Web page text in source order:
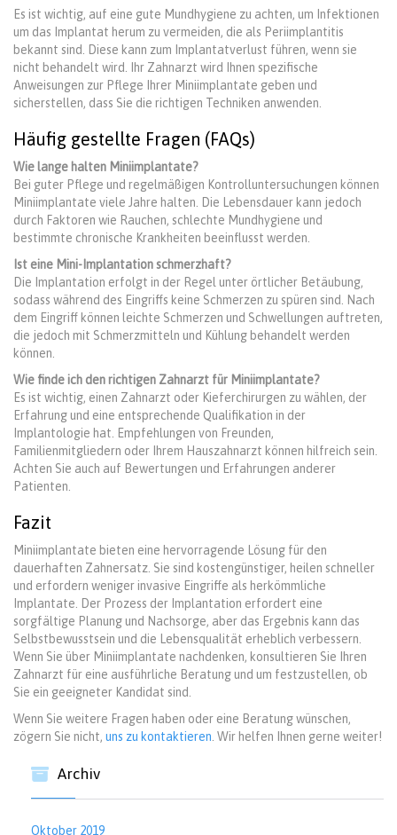
Es ist wichtig, auf eine gute Mundhygiene zu achten, um Infektionen
um das Implantat herum zu vermeiden, die als Periimplantitis
bekannt sind. Diese kann zum Implantatverlust führen, wenn sie
nicht behandelt wird. Ihr Zahnarzt wird Ihnen spezifische
Anweisungen zur Pflege Ihrer Miniimplantate geben und
sicherstellen, dass Sie die richtigen Techniken anwenden.
Häufig gestellte Fragen (FAQs)
Wie lange halten Miniimplantate?
Bei guter Pflege und regelmäßigen Kontrolluntersuchungen können
Miniimplantate viele Jahre halten. Die Lebensdauer kann jedoch
durch Faktoren wie Rauchen, schlechte Mundhygiene und
bestimmte chronische Krankheiten beeinflusst werden.
Ist eine Mini-Implantation schmerzhaft?
Die Implantation erfolgt in der Regel unter örtlicher Betäubung,
sodass während des Eingriffs keine Schmerzen zu spüren sind. Nach
dem Eingriff können leichte Schmerzen und Schwellungen auftreten,
die jedoch mit Schmerzmitteln und Kühlung behandelt werden
können.
Wie finde ich den richtigen Zahnarzt für Miniimplantate?
Es ist wichtig, einen Zahnarzt oder Kieferchirurgen zu wählen, der
Erfahrung und eine entsprechende Qualifikation in der
Implantologie hat. Empfehlungen von Freunden,
Familienmitgliedern oder Ihrem Hauszahnarzt können hilfreich sein.
Achten Sie auch auf Bewertungen und Erfahrungen anderer
Patienten.
Fazit
Miniimplantate bieten eine hervorragende Lösung für den
dauerhaften Zahnersatz. Sie sind kostengünstiger, heilen schneller
und erfordern weniger invasive Eingriffe als herkömmliche
Implantate. Der Prozess der Implantation erfordert eine
sorgfältige Planung und Nachsorge, aber das Ergebnis kann das
Selbstbewusstsein und die Lebensqualität erheblich verbessern.
Wenn Sie über Miniimplantate nachdenken, konsultieren Sie Ihren
Zahnarzt für eine ausführliche Beratung und um festzustellen, ob
Sie ein geeigneter Kandidat sind.
Wenn Sie weitere Fragen haben oder eine Beratung wünschen,
zögern Sie nicht, uns zu kontaktieren . Wir helfen Ihnen gerne weiter!
Archiv
Oktober 2019